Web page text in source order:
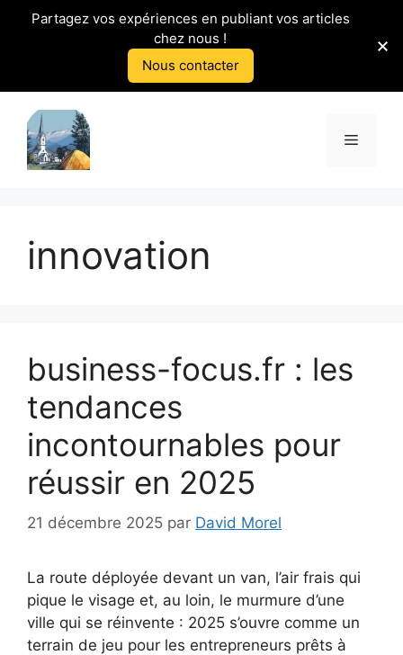
contenu
Menu
innovation
business-focus.fr : les
tendances
incontournables pour
réussir en 2025
21 décembre 2025 par David Morel
La route déployée devant un van, l’air frais qui
pique le visage et, au loin, le murmure d’une
ville qui se réinvente : 2025 s’ouvre comme un
terrain de jeu pour les entrepreneurs prêts à
Partagez vos expériences en publiant vos articles
chez nous !
Nous contacter